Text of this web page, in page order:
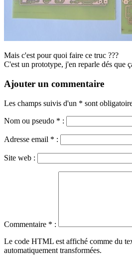
Mais c'est pour quoi faire ce truc ???
C'est un prototype, j'en reparle dés que
Ajouter un commentaire
Les champs suivis d'un * sont
Nom ou pseudo * :
Adresse email * :
Site web :
Commentaire * :
Le code HTML est affiché comme du
automatiquement transformées.